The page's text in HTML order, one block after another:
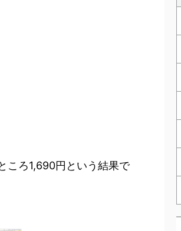
ころ1,690円という結果で